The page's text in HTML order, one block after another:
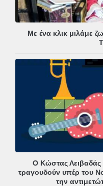
Με ένα κλικ μιλάμε
Ο Κώστας
τραγουδούν υπέρ του
την